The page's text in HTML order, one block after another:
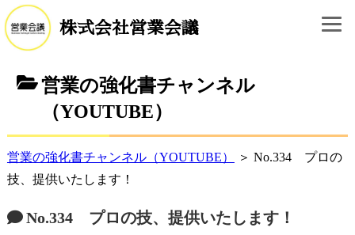
株式会社営業会議
営業の強化書チャンネル
（YOUTUBE）
営業の強化書チャンネル（YOUTUBE）
＞ No.334 プロの
技、提供いたします！
No.334 プロの技、提供いたします！